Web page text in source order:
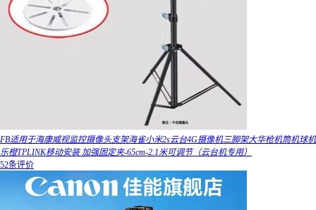
FB适用于海康威视监控摄像头支架海雀小米2s云台4G摄像机三脚架大华枪机筒机球机
乐橙TPLINK移动安装 加强固定夹-65cm-2.1米可调节（云台机专用）
52条评价